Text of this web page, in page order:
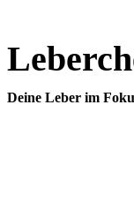
Deine Leber im